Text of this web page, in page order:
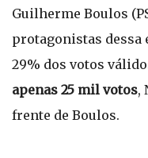
Guilherme Boulos
protagonistas dessa
29% dos votos
apenas 25 mil votos,
frente de Boulos.